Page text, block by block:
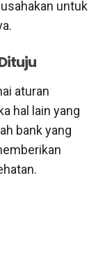
untuk
aturan
hal lain yang
bank yang